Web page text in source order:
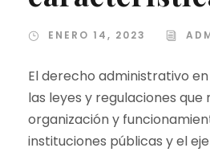
ENERO 14, 2023
El derecho administrativo
las leyes y regulaciones que
organización y
instituciones públicas y el